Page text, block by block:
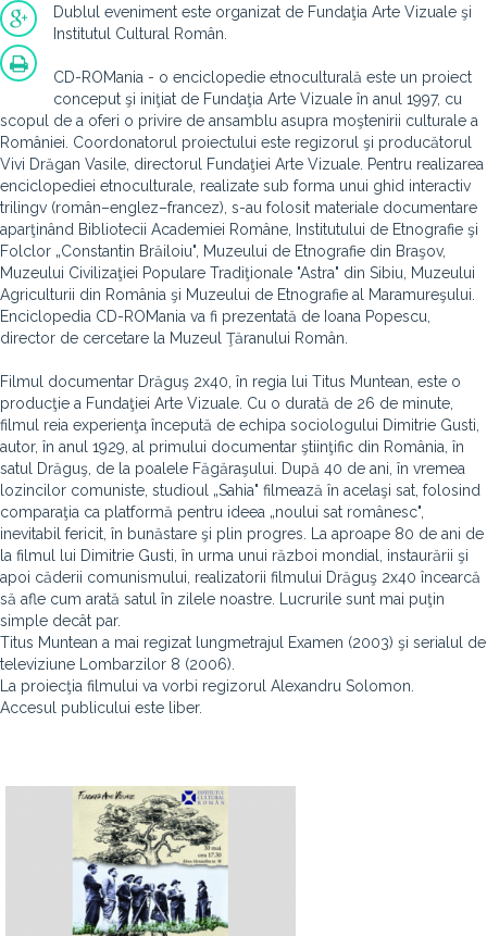
Dublul eveniment este organizat de Fundaţia Arte Vizuale şi
Institutul Cultural Român.
CD-ROMania - o enciclopedie etnoculturală este un proiect
conceput şi iniţiat de Fundaţia Arte Vizuale în anul 1997, cu
scopul de a oferi o privire de ansamblu asupra moştenirii culturale a
României. Coordonatorul proiectului este regizorul şi producătorul
Vivi Drăgan Vasile, directorul Fundaţiei Arte Vizuale. Pentru realizarea
enciclopediei etnoculturale, realizate sub forma unui ghid interactiv
trilingv (român–englez–francez), s-au folosit materiale documentare
aparţinând Bibliotecii Academiei Române, Institutului de Etnografie şi
Folclor „Constantin Brăiloiu", Muzeului de Etnografie din Braşov,
Muzeului Civilizaţiei Populare Tradiţionale "Astra" din Sibiu, Muzeului
Agriculturii din România şi Muzeului de Etnografie al Maramureşului.
Enciclopedia CD-ROMania va fi prezentată de Ioana Popescu,
director de cercetare la Muzeul Ţăranului Român.
Filmul documentar Drăguş 2x40, în regia lui Titus Muntean, este o
producţie a Fundaţiei Arte Vizuale. Cu o durată de 26 de minute,
filmul reia experienţa începută de echipa sociologului Dimitrie Gusti,
autor, în anul 1929, al primului documentar ştiinţific din România, în
satul Drăguş, de la poalele Făgăraşului. După 40 de ani, în vremea
lozincilor comuniste, studioul „Sahia" filmează în acelaşi sat, folosind
comparaţia ca platformă pentru ideea „noului sat românesc",
inevitabil fericit, în bunăstare şi plin progres. La aproape 80 de ani de
la filmul lui Dimitrie Gusti, în urma unui război mondial, instaurării şi
apoi căderii comunismului, realizatorii filmului Drăguş 2x40 încearcă
să afle cum arată satul în zilele noastre. Lucrurile sunt mai puţin
simple decât par.
Titus Muntean a mai regizat lungmetrajul Examen (2003) şi serialul de
televiziune Lombarzilor 8 (2006).
La proiecţia filmului va vorbi regizorul Alexandru Solomon.
Accesul publicului este liber.